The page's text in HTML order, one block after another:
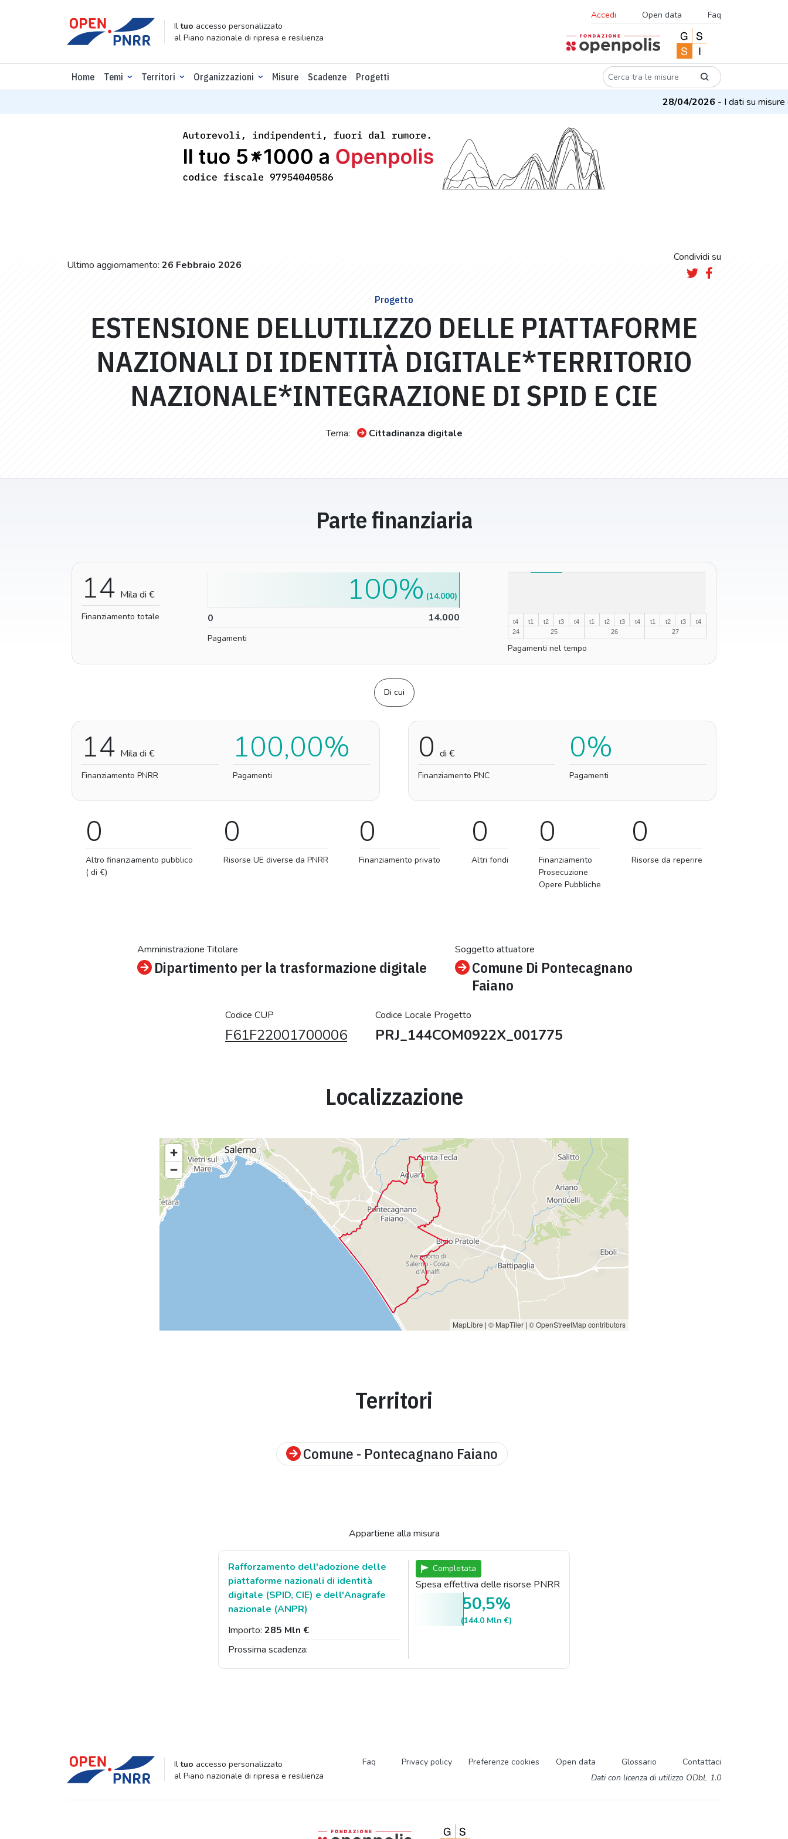
Iltuo accesso personalizzato
al Piano nazionale di ripresa e resilienza
Accedi Open data Faq
Home Temi Territori Organizzazioni Misure Scadenze Progetti
28/04/2026- I dati su misure e
Ultimo aggiornamento: 26 Febbraio 2026
Condividi su
Progetto
ESTENSIONE DELLUTILIZZO DELLE PIATTAFORME
NAZIONALI DI IDENTITÀ DIGITALE*TERRITORIO
NAZIONALE*INTEGRAZIONE DI SPID E CIE
Tema: Cittadinanza digitale
Parte finanziaria
14 Mila di €
Finanziamento totale 0 14.000
100% (14.000)
Pagamenti
t4
24
t1
25
t2 t3 t4
t1
26
t2 t3 t4
t1
27
t2 t3 t4
Pagamenti nel tempo
Di cui
14 Mila di €
Finanziamento PNRR
100,00%
Pagamenti
0 di €
Finanziamento PNC
0%
Pagamenti
0
Altro finanziamento pubblico
( di €)
0
Risorse UE diverse da PNRR
0
Finanziamento privato
0
Altri fondi
0
Finanziamento
Prosecuzione
Opere Pubbliche
0
Risorse da reperire
Amministrazione Titolare
Dipartimento per la trasformazione digitale
Soggetto attuatore
Comune Di Pontecagnano
Faiano
Codice CUP
F61F22001700006
Codice Locale Progetto
PRJ_144COM0922X_001775
Localizzazione
MapLibre | © MapTiler | © OpenStreetMap contributors
Territori
Comune - Pontecagnano Faiano
Appartiene alla misura
Rafforzamento dell'adozione delle
piattaforme nazionali di identità
digitale (SPID, CIE) e dell'Anagrafe
nazionale (ANPR)
Importo: 285 Mln €
Prossima scadenza:
Completata
Spesa effettiva delle risorse PNRR
50,5%
(144.0 Mln €)
Iltuo accesso personalizzato
al Piano nazionale di ripresa e resilienza
Faq Privacy policy Preferenze cookies Open data Glossario
Contattaci
Dati con licenza di utilizzo ODbL 1.0